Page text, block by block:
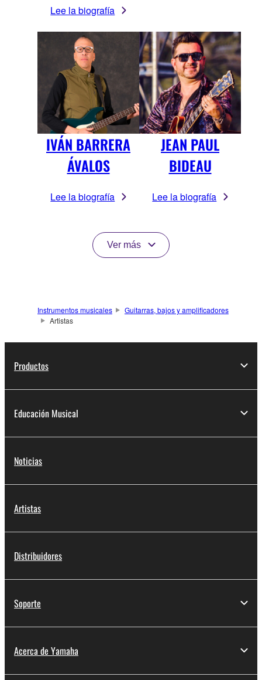
Lee la biografía
IVÁN BARRERA
ÁVALOS
Lee la biografía
JEAN PAUL
BIDEAU
Lee la biografía
Ver más
Instrumentos musicales
Guitarras, bajos y amplificadores
Artistas
Productos
Educación Musical
Noticias
Artistas
Distribuidores
Soporte
Acerca de Yamaha